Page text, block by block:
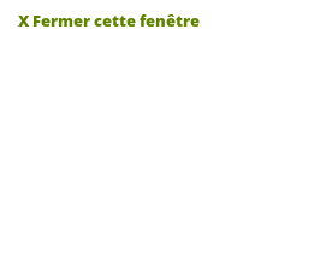
X Fermer cette fenêtre